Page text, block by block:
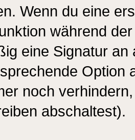
Wenn du eine
während
eine Signatur
Option
noch
abschaltest).